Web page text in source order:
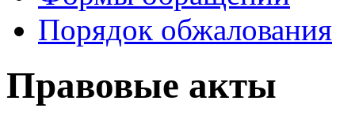
Порядок обжалования
Правовые акты